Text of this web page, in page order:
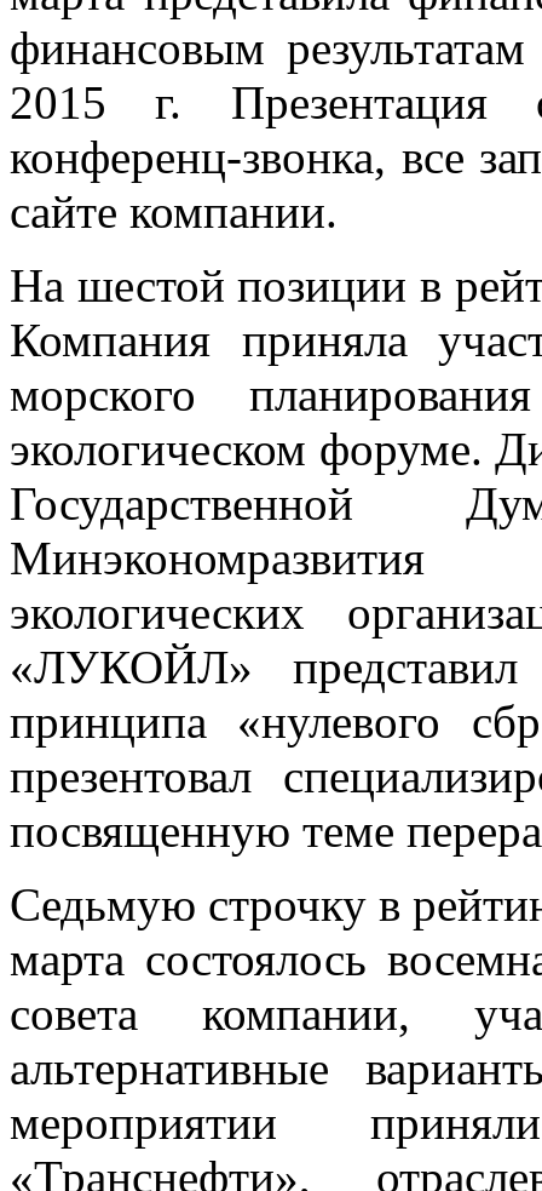
финансовым
2015 г. Презентация
конференц-звонка, все
сайте компании.
На шестой позиции в
Компания приняла
морского
экологическом форуме.
Государственной
экологических
«ЛУКОЙЛ»
принципа «нулевого
презентовал
посвященную теме
Седьмую строчку в
марта состоялось
совета компании,
альтернативные
мероприятии
«Транснефти»,